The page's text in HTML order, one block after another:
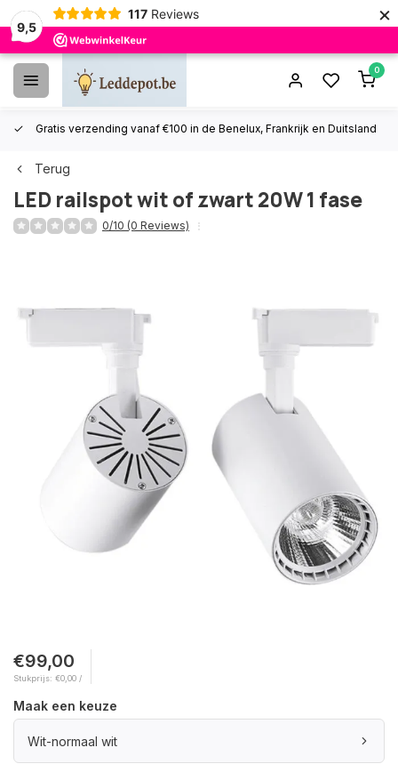
9,5
117 Reviews ×
0
Gratis verzending vanaf €100 in de Benelux, Frankrijk en Duitsland
Terug
LED railspot wit of zwart 20W 1 fase
0/10 (0 Reviews)
€99,00
Stukprijs: €0,00 /
Maak een keuze
Wit-normaal wit